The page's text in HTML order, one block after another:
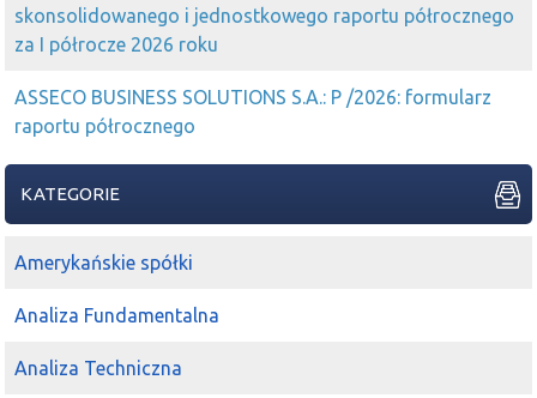
skonsolidowanego i jednostkowego raportu półrocznego
za I półrocze 2026 roku
ASSECO BUSINESS SOLUTIONS S.A.: P /2026: formularz
raportu półrocznego
KATEGORIE
Amerykańskie spółki
Analiza Fundamentalna
Analiza Techniczna